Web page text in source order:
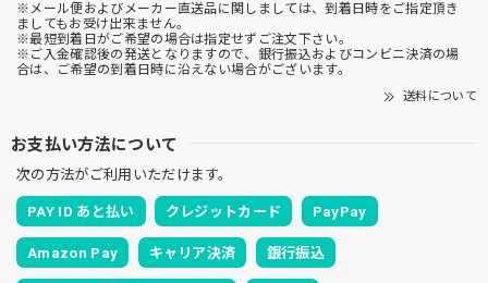
※メール便およびメーカー直送品に関しましては、到着日時をご指定頂き
ましてもお受け出来ません。
※最短到着日がご希望の場合は指定せずご注文下さい。
※ご入金確認後の発送となりますので、銀行振込およびコンビニ決済の場
合は、ご希望の到着日時に沿えない場合がございます。
送料について
お支払い方法について
次の方法がご利用いただけます。
PAY ID あと払い クレジットカード PayPay
Amazon Pay キャリア決済 銀行振込